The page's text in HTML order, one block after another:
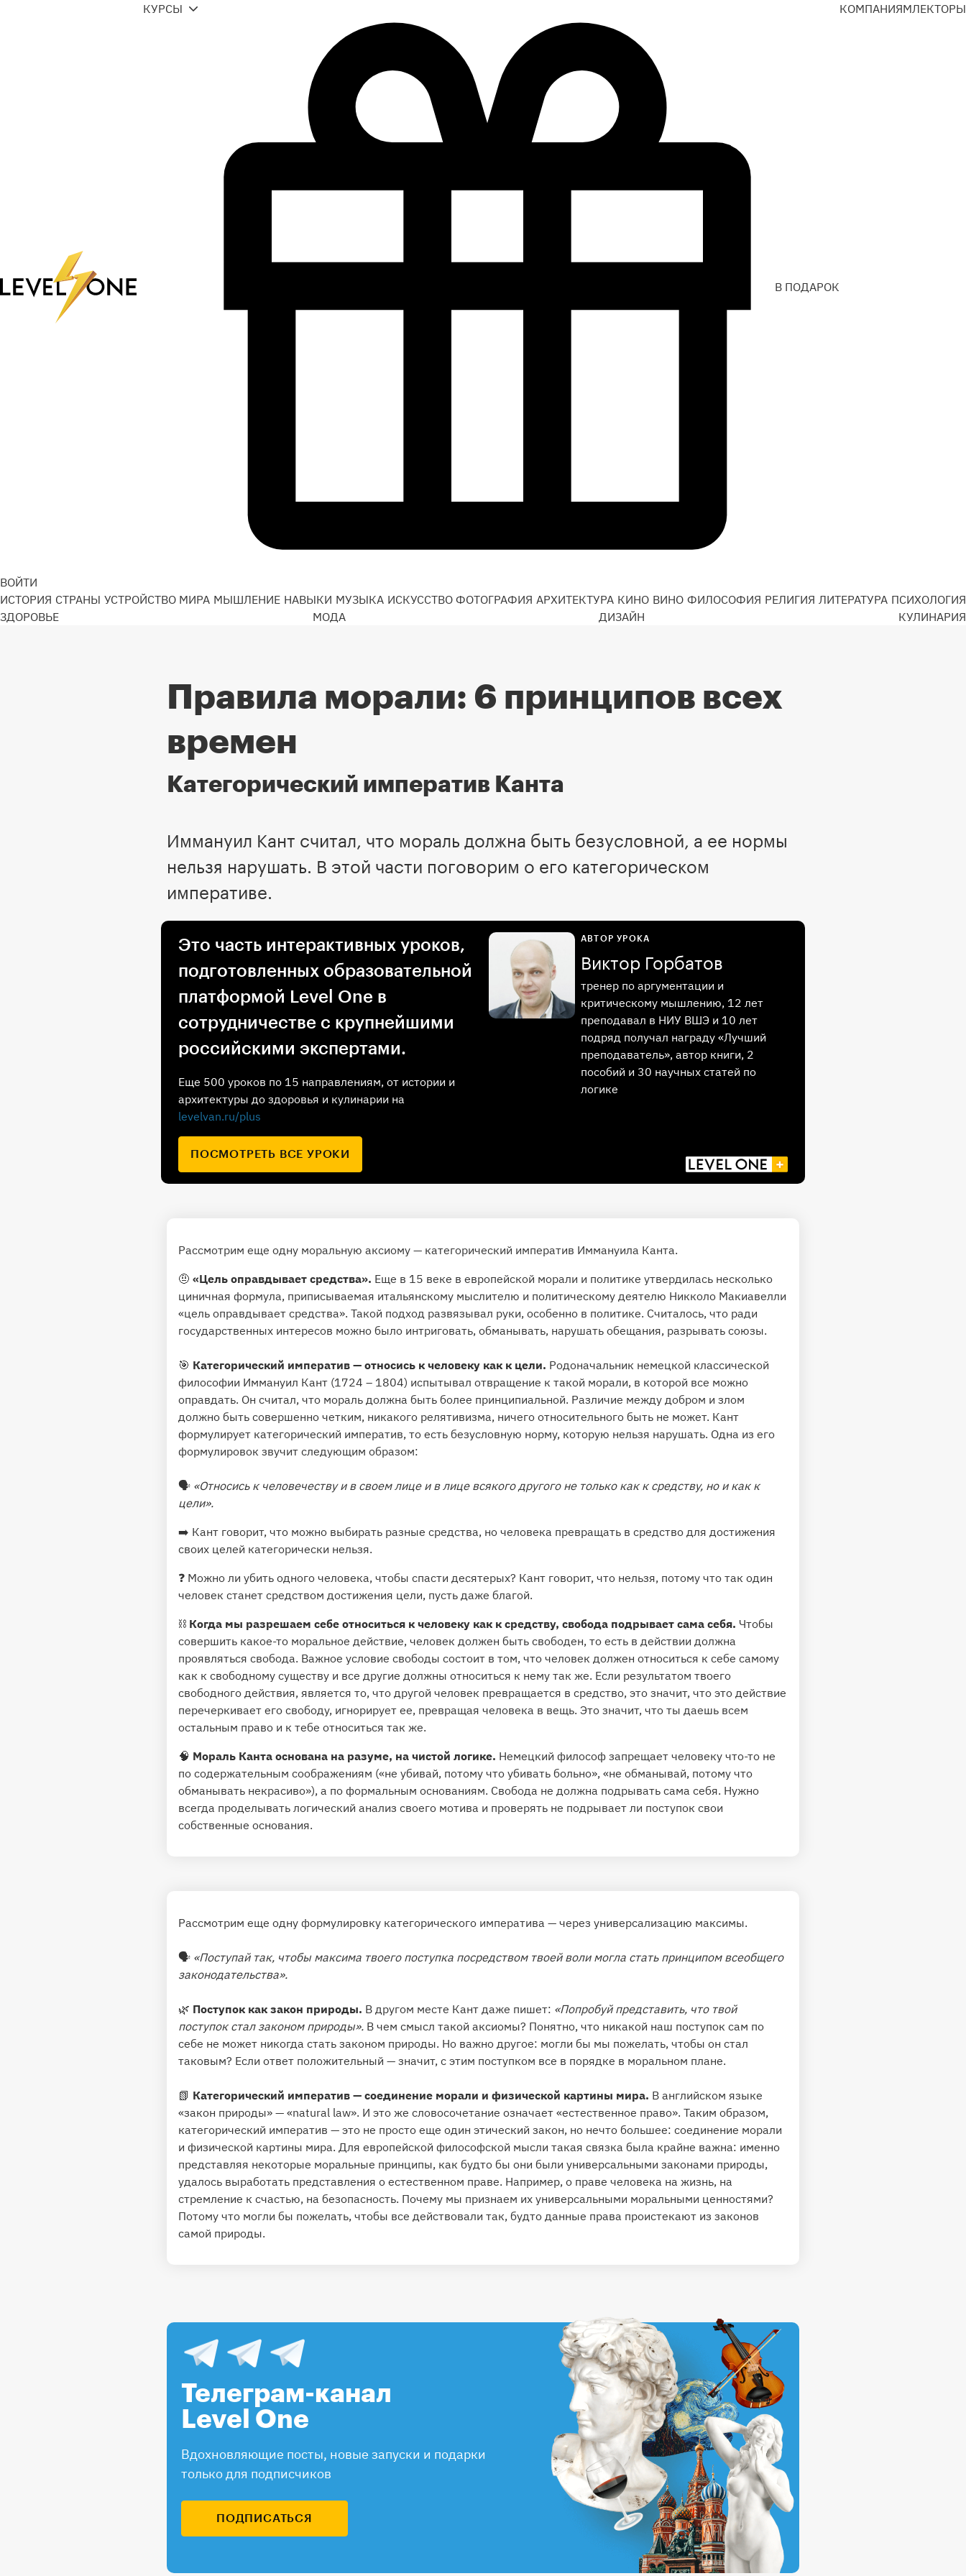
ВОЙТИ
КУРСЫ
В ПОДАРОК
КОМПАНИЯМЛЕКТОРЫ
ИСТОРИЯ СТРАНЫ УСТРОЙСТВО МИРА МЫШЛЕНИЕ НАВЫКИ МУЗЫКА ИСКУССТВО ФОТОГРАФИЯ АРХИТЕКТУРА КИНО ВИНО ФИЛОСОФИЯ РЕЛИГИЯ ЛИТЕРАТУРА ПСИХОЛОГИЯ
ЗДОРОВЬЕ
МОДА ДИЗАЙН КУЛИНАРИЯ
Правила морали: 6 принципов всех
времен
Категорический императив Канта
Иммануил Кант считал, что мораль должна быть безусловной, а ее нормы
нельзя нарушать. В этой части поговорим о его категорическом
императиве.
Это часть интерактивных уроков,
подготовленных образовательной
платформой Level One в
сотрудничестве с крупнейшими
российскими экспертами.
Еще 500 уроков по 15 направлениям, от истории и
архитектуры до здоровья и кулинарии на
levelvan.ru/plus
ПОСМОТРЕТЬ ВСЕ УРОКИ
АВТОР УРОКА
Виктор Горбатов
тренер по аргументации и
критическому мышлению, 12 лет
преподавал в НИУ ВШЭ и 10 лет
подряд получал награду «Лучший
преподаватель», автор книги, 2
пособий и 30 научных статей по
логике
Рассмотрим еще одну моральную аксиому — категорический императив Иммануила Канта.
🤨 «Цель оправдывает средства». Еще в 15 веке в европейской морали и политике утвердилась несколько
циничная формула, приписываемая итальянскому мыслителю и политическому деятелю Никколо Макиавелли
«цель оправдывает средства». Такой подход развязывал руки, особенно в политике. Считалось, что ради
государственных интересов можно было интриговать, обманывать, нарушать обещания, разрывать союзы.
🎯 Категорический императив — относись к человеку как к цели. Родоначальник немецкой классической
философии Иммануил Кант (1724 – 1804) испытывал отвращение к такой морали, в которой все можно
оправдать. Он считал, что мораль должна быть более принципиальной. Различие между добром и злом
должно быть совершенно четким, никакого релятивизма, ничего относительного быть не может. Кант
формулирует категорический императив, то есть безусловную норму, которую нельзя нарушать. Одна из его
формулировок звучит следующим образом:
🗣 «Относись к человечеству и в своем лице и в лице всякого другого не только как к средству, но и как к
цели».
➡️ Кант говорит, что можно выбирать разные средства, но человека превращать в средство для достижения
своих целей категорически нельзя.
❓ Можно ли убить одного человека, чтобы спасти десятерых? Кант говорит, что нельзя, потому что так один
человек станет средством достижения цели, пусть даже благой.
⛓ Когда мы разрешаем себе относиться к человеку как к средству, свобода подрывает сама себя. Чтобы
совершить какое-то моральное действие, человек должен быть свободен, то есть в действии должна
проявляться свобода. Важное условие свободы состоит в том, что человек должен относиться к себе самому
как к свободному существу и все другие должны относиться к нему так же. Если результатом твоего
свободного действия, является то, что другой человек превращается в средство, это значит, что это действие
перечеркивает его свободу, игнорирует ее, превращая человека в вещь. Это значит, что ты даешь всем
остальным право и к тебе относиться так же.
🧠 Мораль Канта основана на разуме, на чистой логике. Немецкий философ запрещает человеку что-то не
по содержательным соображениям («не убивай, потому что убивать больно», «не обманывай, потому что
обманывать некрасиво»), а по формальным основаниям. Свобода не должна подрывать сама себя. Нужно
всегда проделывать логический анализ своего мотива и проверять не подрывает ли поступок свои
собственные основания.
Рассмотрим еще одну формулировку категорического императива — через универсализацию максимы.
🗣 «Поступай так, чтобы максима твоего поступка посредством твоей воли могла стать принципом всеобщего
законодательства».
🌿 Поступок как закон природы. В другом месте Кант даже пишет: «Попробуй представить, что твой
поступок стал законом природы». В чем смысл такой аксиомы? Понятно, что никакой наш поступок сам по
себе не может никогда стать законом природы. Но важно другое: могли бы мы пожелать, чтобы он стал
таковым? Если ответ положительный — значит, с этим поступком все в порядке в моральном плане.
📗 Категорический императив — соединение морали и физической картины мира. В английском языке
«закон природы» — «natural law». И это же словосочетание означает «естественное право». Таким образом,
категорический императив — это не просто еще один этический закон, но нечто большее: соединение морали
и физической картины мира. Для европейской философской мысли такая связка была крайне важна: именно
представляя некоторые моральные принципы, как будто бы они были универсальными законами природы,
удалось выработать представления о естественном праве. Например, о праве человека на жизнь, на
стремление к счастью, на безопасность. Почему мы признаем их универсальными моральными ценностями?
Потому что могли бы пожелать, чтобы все действовали так, будто данные права проистекают из законов
самой природы.
Телеграм-канал
Level One
Вдохновляющие посты, новые запуски и подарки
только для подписчиков
ПОДПИСАТЬСЯ